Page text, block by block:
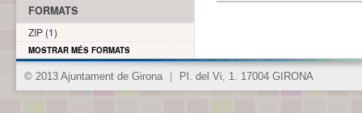
FORMATS
ZIP (1)
MOSTRAR MÉS FORMATS
© 2013 Ajuntament de Girona Pl. del Vi, 1. 17004 GIRONA